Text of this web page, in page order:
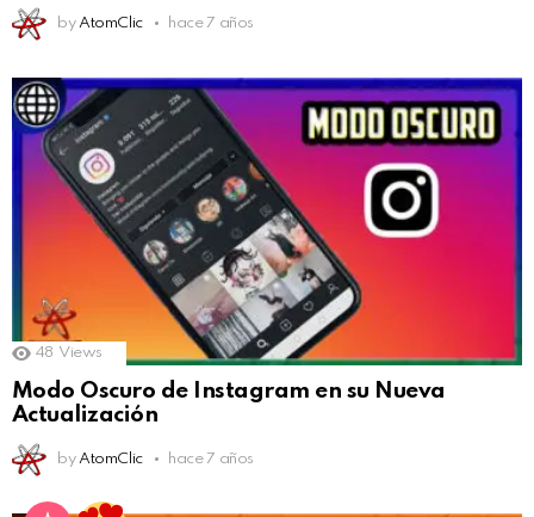
by AtomClic hace 7 años
48 Views
Modo Oscuro de Instagram en su Nueva
Actualización
by AtomClic hace 7 años